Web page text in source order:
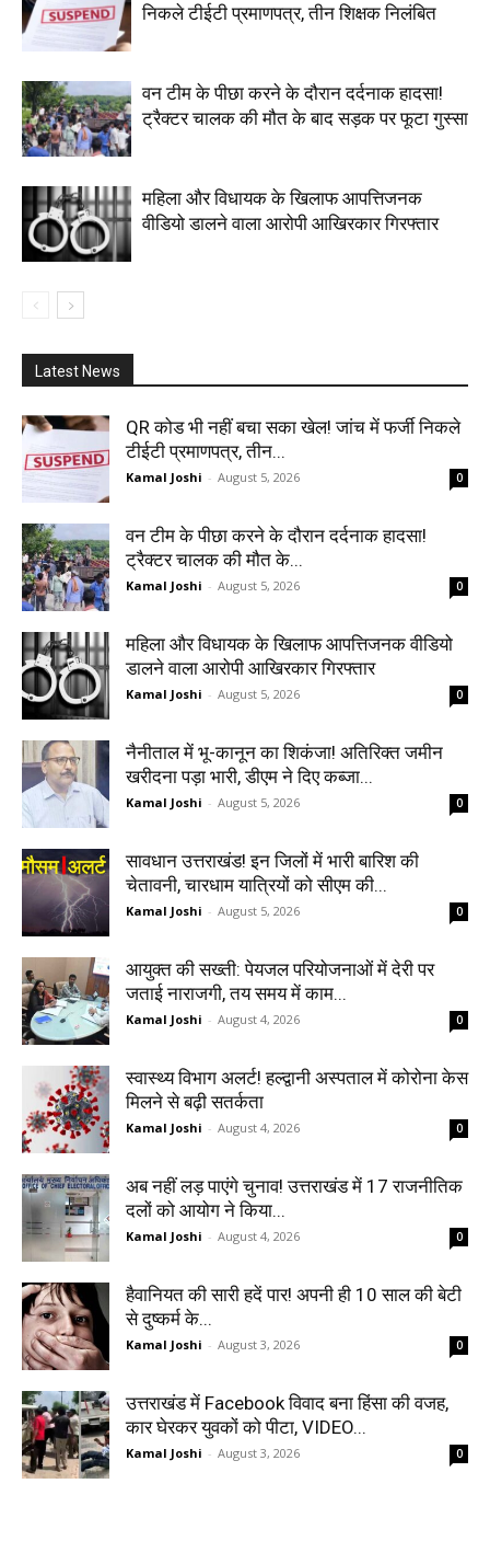
निकले टीईटी प्रमाणपत्र, तीन शिक्षक निलंबित
वन टीम के पीछा करने के दौरान दर्दनाक हादसा!
ट्रैक्टर चालक की मौत के बाद सड़क पर फूटा गुस्सा
महिला और विधायक के खिलाफ आपत्तिजनक
वीडियो डालने वाला आरोपी आखिरकार गिरफ्तार
Latest News
QR कोड भी नहीं बचा सका खेल! जांच में फर्जी निकले
टीईटी प्रमाणपत्र, तीन...
Kamal Joshi - August 5, 2026 0
वन टीम के पीछा करने के दौरान दर्दनाक हादसा!
ट्रैक्टर चालक की मौत के...
Kamal Joshi - August 5, 2026 0
महिला और विधायक के खिलाफ आपत्तिजनक वीडियो
डालने वाला आरोपी आखिरकार गिरफ्तार
Kamal Joshi - August 5, 2026 0
नैनीताल में भू-कानून का शिकंजा! अतिरिक्त जमीन
खरीदना पड़ा भारी, डीएम ने दिए कब्जा...
Kamal Joshi - August 5, 2026 0
सावधान उत्तराखंड! इन जिलों में भारी बारिश की
चेतावनी, चारधाम यात्रियों को सीएम की...
Kamal Joshi - August 5, 2026 0
आयुक्त की सख्ती: पेयजल परियोजनाओं में देरी पर
जताई नाराजगी, तय समय में काम...
Kamal Joshi - August 4, 2026 0
स्वास्थ्य विभाग अलर्ट! हल्द्वानी अस्पताल में कोरोना केस
मिलने से बढ़ी सतर्कता
Kamal Joshi - August 4, 2026 0
अब नहीं लड़ पाएंगे चुनाव! उत्तराखंड में 17 राजनीतिक
दलों को आयोग ने किया...
Kamal Joshi - August 4, 2026 0
हैवानियत की सारी हदें पार! अपनी ही 10 साल की बेटी
से दुष्कर्म के...
Kamal Joshi - August 3, 2026 0
उत्तराखंड में Facebook विवाद बना हिंसा की वजह,
कार घेरकर युवकों को पीटा, VIDEO...
Kamal Joshi - August 3, 2026 0